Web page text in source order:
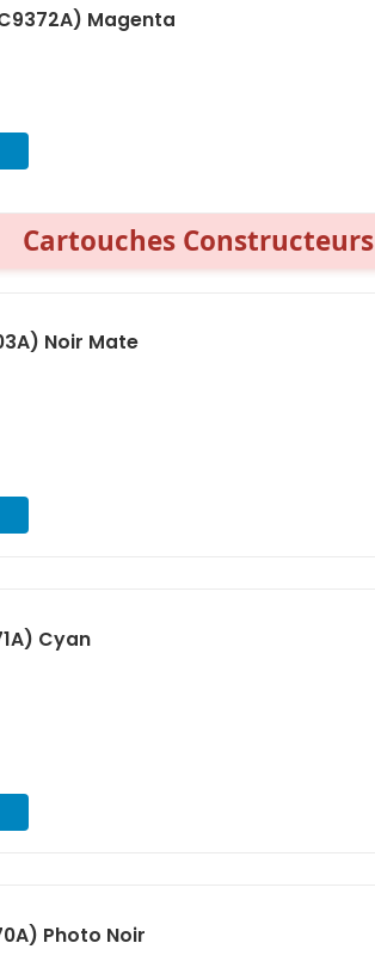
Magenta
Cartouches Constructeurs
Noir Mate
Cyan
Photo Noir